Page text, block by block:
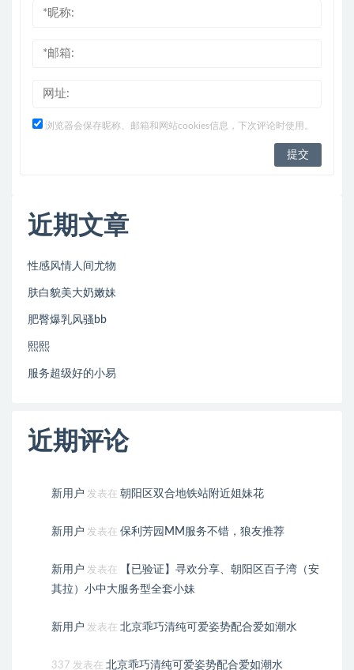
浏览器会保存昵称、邮箱和网站cookies信息，下次评论时使用。
近期文章
性感风情人间尤物
肤白貌美大奶嫩妹
肥臀爆乳风骚bb
熙熙
服务超级好的小易
近期评论
新用户 发表在 朝阳区双合地铁站附近姐妹花
新用户 发表在 保利芳园MM服务不错，狼友推荐
新用户 发表在
【已验证】寻欢分享、朝阳区百子湾（安
其拉）小中大服务型全套小妹
新用户 发表在 北京乖巧清纯可爱姿势配合爱如潮水
337 发表在 北京乖巧清纯可爱姿势配合爱如潮水